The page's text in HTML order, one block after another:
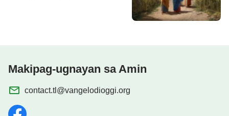
Makipag-ugnayan sa Amin
contact.tl@vangelodioggi.org